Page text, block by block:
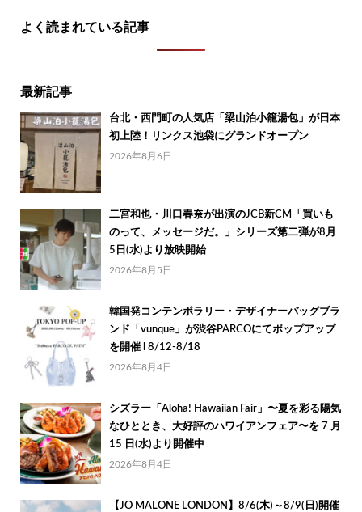
よく読まれている記事
最新記事
台北・西門町の人気店「梁山泊小籠湯包」が日本
初上陸！リンクス池袋にグランドオープン
2026年8月6日
二宮和也・川口春奈が出演のJCB新CM「買いも
のって、メッセージだ。」シリーズ第二弾が8月
5日(水)より放映開始
2026年8月5日
韓国発コンテンポラリー・デザイナーバッグブラ
ンド「vunque」が渋谷PARCOにてポップアップ
を開催 l 8/12-8/18
2026年8月4日
シズラー「Aloha! Hawaiian Fair」〜夏を彩る陽気
なひととき、大好評のハワイアンフェア〜を 7 月
15 日(水)より開催中
2026年8月4日
【JO MALONE LONDON】8/6(木)～8/9(日)開催